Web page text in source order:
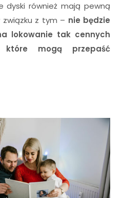
dyski również mają pewną
z tym – nie będzie
lokowanie tak cennych
mogą przepaść